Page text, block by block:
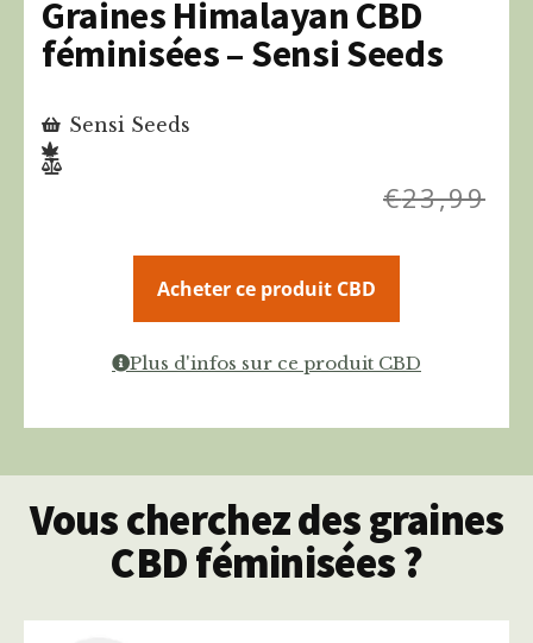
Graines Himalayan CBD
féminisées – Sensi Seeds
Sensi Seeds
€23,99
Acheter ce produit CBD
Plus d'infos sur ce produit CBD
Vous cherchez des graines
CBD féminisées ?